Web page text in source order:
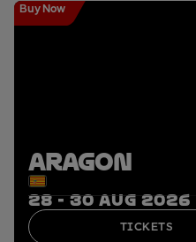
Buy Now
ARAGON
28 - 30 AUG 2026
TICKETS